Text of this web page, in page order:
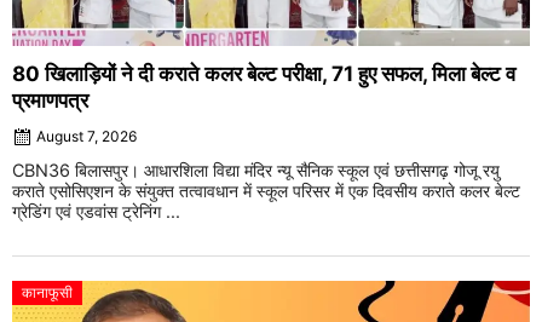
80 खिलाड़ियों ने दी कराते कलर बेल्ट परीक्षा, 71 हुए सफल, मिला बेल्ट व
प्रमाणपत्र
August 7, 2026
CBN36 बिलासपुर। आधारशिला विद्या मंदिर न्यू सैनिक स्कूल एवं छत्तीसगढ़ गोजू रयु
कराते एसोसिएशन के संयुक्त तत्वावधान में स्कूल परिसर में एक दिवसीय कराते कलर बेल्ट
ग्रेडिंग एवं एडवांस ट्रेनिंग ...
कानाफूसी